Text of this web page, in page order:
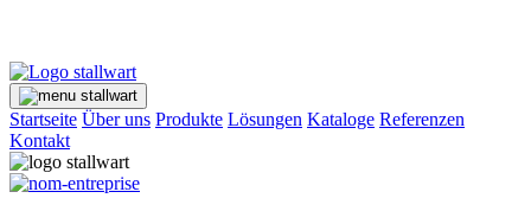
Startseite Über uns Produkte Lösungen Kataloge Referenzen
Kontakt